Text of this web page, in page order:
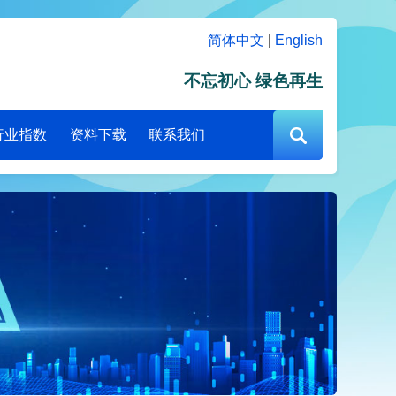
简体中文 English
不忘初心 绿色再生
业指数 资料下载 联系我们